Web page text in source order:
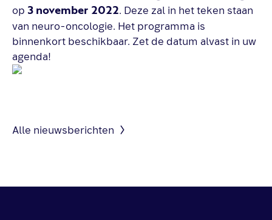
op 3 november 2022. Deze zal in het teken staan
van neuro-oncologie. Het programma is
binnenkort beschikbaar. Zet de datum alvast in uw
agenda!
Alle nieuwsberichten